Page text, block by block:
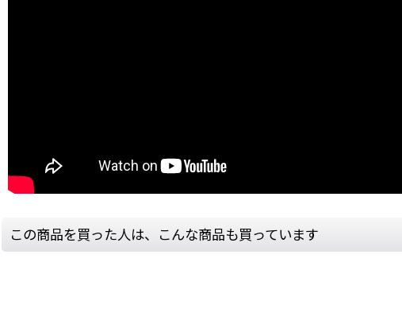
この商品を買った人は、こんな商品も買っています